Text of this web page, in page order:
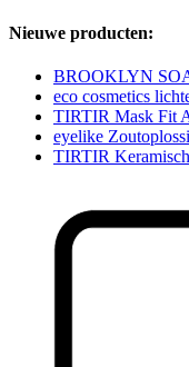
Nieuwe producten:
BROOKLYN
eco cosmetics
TIRTIR Mask Fit
eyelike
TIRTIR